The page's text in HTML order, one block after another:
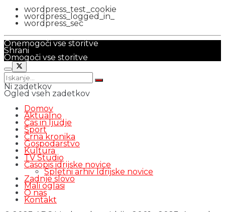
wordpress_test_cookie
wordpress_logged_in_
wordpress_sec
Onemogoči vse storitve
Shrani
Omogoči vse storitve
Ni zadetkov
Ogled vseh zadetkov
Domov
Aktualno
Čas in ljudje
Šport
Črna kronika
Gospodarstvo
Kultura
TV Studio
Časopis idrijske novice
Spletni arhiv Idrijske novice
Zadnje slovo
Mali oglasi
O nas
Kontakt